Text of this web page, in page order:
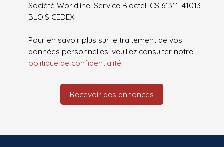
Société Worldline, Service Bloctel, CS 61311, 41013
BLOIS CEDEX.
Pour en savoir plus sur le traitement de vos
données personnelles, veuillez consulter notre
politique de confidentialité.
Recevoir des annonces